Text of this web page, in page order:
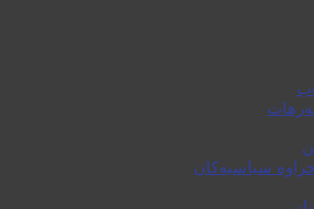
سیاسیەکان